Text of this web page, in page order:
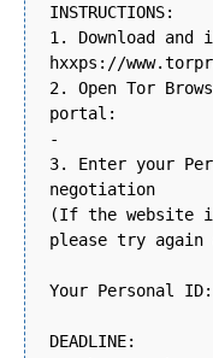
INSTRUCTIONS:
1. Download
hxxps://
2. Open Tor
portal:
-
3. Enter your
negotiation
(If the website
please try again
Your Personal
DEADLINE: